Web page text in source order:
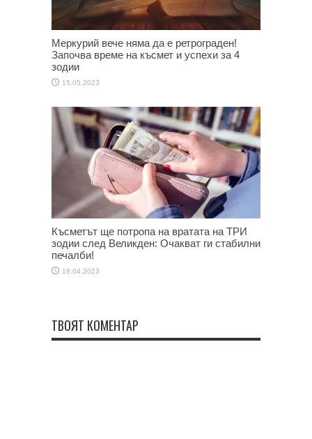
Меркурий вече няма да е ретрограден!
Започва време на късмет и успехи за 4
зодии
15.05.2023
Късметът ще потропа на вратата на ТРИ
зодии след Великден: Очакват ги стабилни
печалби!
18.04.2023
ТВОЯТ КОМЕНТАР